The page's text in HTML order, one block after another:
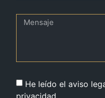
He leído el aviso
privacidad